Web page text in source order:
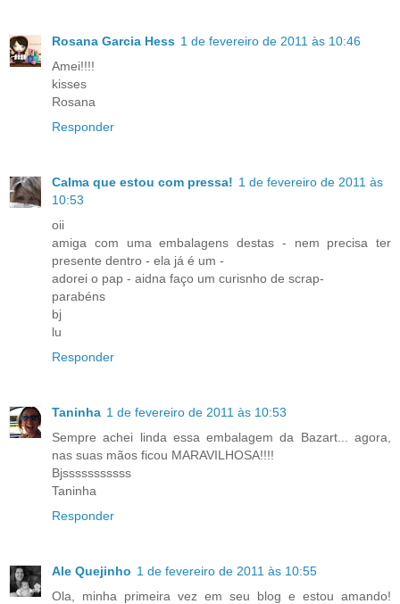
Rosana Garcia Hess 1 de fevereiro de 2011 às 10:46
Amei!!!!
kisses
Rosana
Responder
Calma que estou com pressa! 1 de fevereiro de 2011 às
10:53
oii
amiga com uma embalagens destas - nem precisa ter
presente dentro - ela já é um -
adorei o pap - aidna faço um curisnho de scrap-
parabéns
bj
lu
Responder
Taninha 1 de fevereiro de 2011 às 10:53
Sempre achei linda essa embalagem da Bazart... agora,
nas suas mãos ficou MARAVILHOSA!!!!
Bjsssssssssss
Taninha
Responder
Ale Quejinho 1 de fevereiro de 2011 às 10:55
Ola, minha primeira vez em seu blog e estou amando!